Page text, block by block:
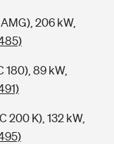
206 kW,
180), 89 kW,
200 K), 132 kW,